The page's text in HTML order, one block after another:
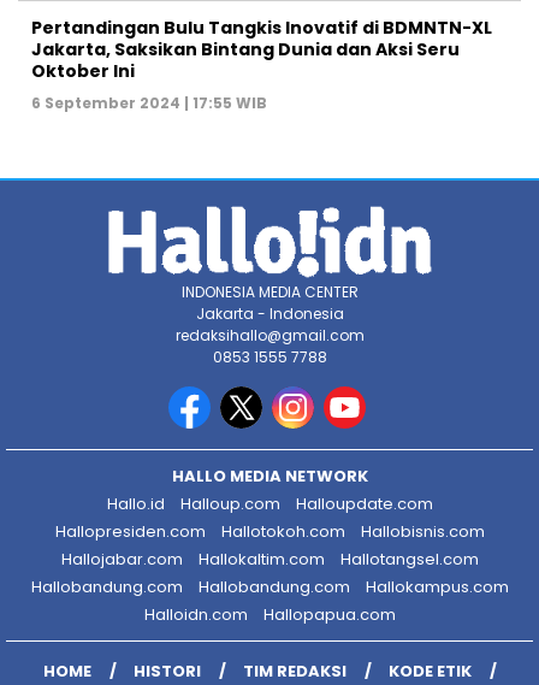
Pertandingan Bulu Tangkis Inovatif di BDMNTN-XL
Jakarta, Saksikan Bintang Dunia dan Aksi Seru
Oktober Ini
6 September 2024 | 17:55 WIB
INDONESIA MEDIA CENTER
Jakarta - Indonesia
redaksihallo@gmail.com
0853 1555 7788
HALLO MEDIA NETWORK
Hallo.id
Halloup.com
Halloupdate.com
Hallopresiden.com
Hallotokoh.com
Hallobisnis.com
Hallojabar.com
Hallokaltim.com
Hallotangsel.com
Hallobandung.com
Hallobandung.com
Hallokampus.com
Halloidn.com
Hallopapua.com
HOME HISTORI TIM REDAKSI
KODE ETIK